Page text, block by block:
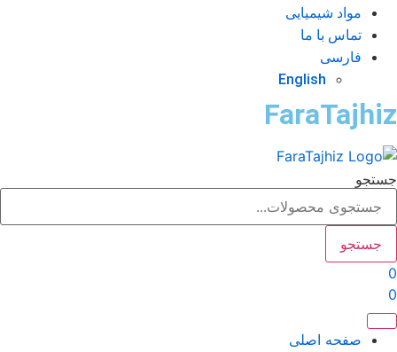
مواد شیمیایی
تماس با ما
فارسی
English
جستجو
صفحه اصلی